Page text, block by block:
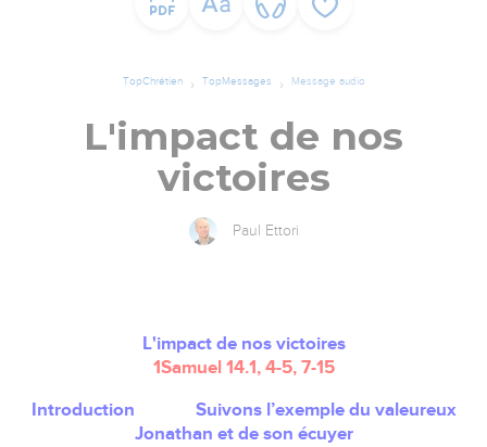
TopChrétien TopMessages Message audio
L'impact de nos
victoires
Paul Ettori
L'impact de nos victoires
1Samuel 14.1, 4-5, 7-15
Introduction Suivons l’exemple du valeureux
Jonathan et de son écuyer